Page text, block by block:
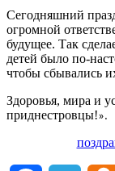
Сегодняшний
огромной
будущее. Так
детей было по-
чтобы сбывались
Здоровья, мира и
приднестровцы!».